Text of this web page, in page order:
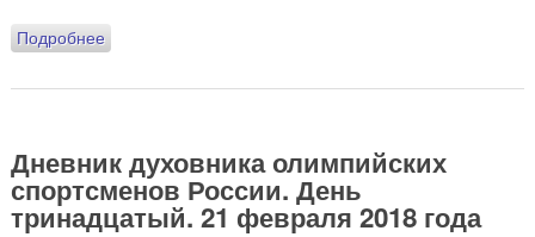
Подробнеео Дневник духовника олимпийских спортсменов
Дневник духовника олимпийских
спортсменов России. День
тринадцатый. 21 февраля 2018 года